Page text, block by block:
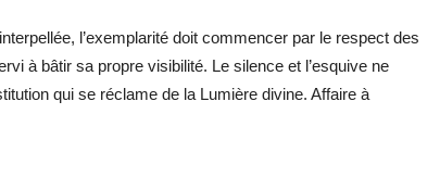
l’exemplarité doit commencer par le respect des
à bâtir sa propre visibilité. Le silence et l’esquive ne
qui se réclame de la Lumière divine. Affaire à